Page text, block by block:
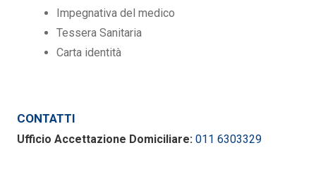
Impegnativa del medico
Tessera Sanitaria
Carta identità
CONTATTI
Ufficio Accettazione Domiciliare: 011 6303329